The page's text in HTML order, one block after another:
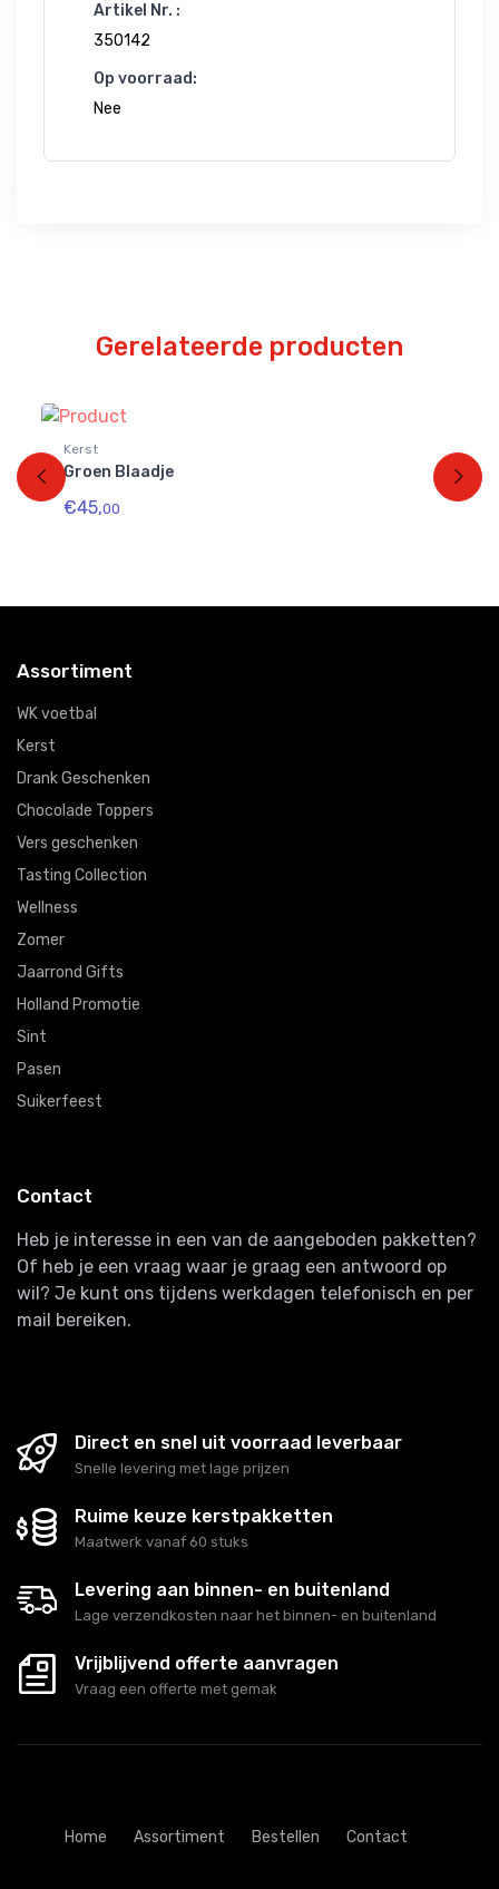
Artikel Nr. :
350142
Op voorraad:
Nee
Gerelateerde producten
Kerst
Groen Blaadje
€45,00
Assortiment
WK voetbal
Kerst
Drank Geschenken
Chocolade Toppers
Vers geschenken
Tasting Collection
Wellness
Zomer
Jaarrond Gifts
Holland Promotie
Sint
Pasen
Suikerfeest
Contact
Heb je interesse in een van de aangeboden pakketten?
Of heb je een vraag waar je graag een antwoord op
wil? Je kunt ons tijdens werkdagen telefonisch en per
mail bereiken.
Direct en snel uit voorraad leverbaar
Snelle levering met lage prijzen
Ruime keuze kerstpakketten
Maatwerk vanaf 60 stuks
Levering aan binnen- en buitenland
Lage verzendkosten naar het binnen- en buitenland
Vrijblijvend offerte aanvragen
Vraag een offerte met gemak
Home Assortiment Bestellen Contact